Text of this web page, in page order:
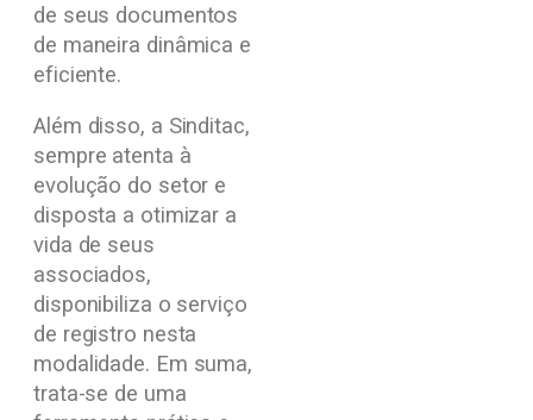
de seus documentos
de maneira dinâmica e
eficiente.
Além disso, a Sinditac,
sempre atenta à
evolução do setor e
disposta a otimizar a
vida de seus
associados,
disponibiliza o serviço
de registro nesta
modalidade. Em suma,
trata-se de uma